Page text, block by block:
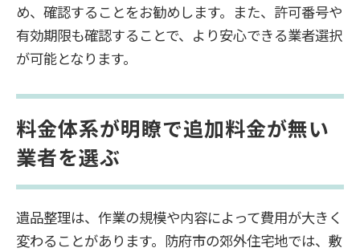
め、確認することをお勧めします。また、許可番号や
有効期限も確認することで、より安心できる業者選択
が可能となります。
料金体系が明瞭で追加料金が無い
業者を選ぶ
遺品整理は、作業の規模や内容によって費用が大きく
変わることがあります。防府市の郊外住宅地では、敷